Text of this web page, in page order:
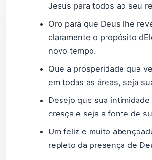
Jesus para todos ao seu
Oro para que Deus lhe
claramente o propósito
novo tempo.
Que a prosperidade que
em todas as áreas, seja
Desejo que sua intimidade
cresça e seja a fonte de
Um feliz e muito
repleto da presença de